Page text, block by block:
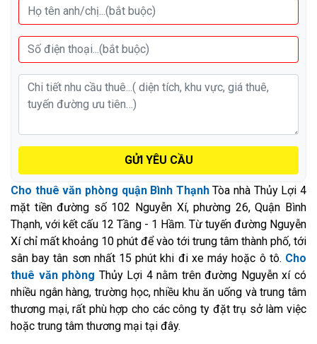
GỬI YÊU CẦU
Cho thuê văn phòng quận Bình ThạnhTòa nhà Thủy Lợi 4
mặt tiền đường số 102 Nguyễn Xí, phường 26, Quận Bình
Thạnh, với kết cấu 12 Tầng - 1 Hầm. Từ tuyến đường Nguyễn
Xí chỉ mất khoảng 10 phút để vào tới trung tâm thành phố, tới
sân bay tân sơn nhất 15 phút khi đi xe máy hoặc ô tô. Cho
thuê văn phòng Thủy Lợi 4 nằm trên đường Nguyễn xí có
nhiều ngân hàng, trường học, nhiều khu ăn uống và trung tâm
thương mại, rất phù hợp cho các công ty đặt trụ sở làm việc
hoặc trung tâm thương mại tại đây.